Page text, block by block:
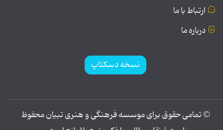
ارتباط با ما
درباره ما
نسخه دسکتاپ
© تمامی حقوق برای موسسه فرهنگی و هنری تبیان محفوظ